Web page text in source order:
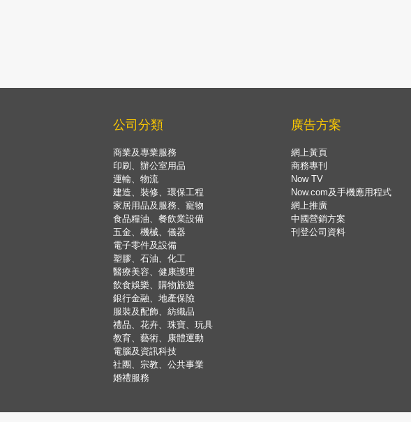
公司分類
商業及專業服務
印刷、辦公室用品
運輸、物流
建造、裝修、環保工程
家居用品及服務、寵物
食品糧油、餐飲業設備
五金、機械、儀器
電子零件及設備
塑膠、石油、化工
醫療美容、健康護理
飲食娛樂、購物旅遊
銀行金融、地產保險
服裝及配飾、紡織品
禮品、花卉、珠寶、玩具
教育、藝術、康體運動
電腦及資訊科技
社團、宗教、公共事業
婚禮服務
廣告方案
網上黃頁
商務專刊
Now TV
Now.com及手機應用程式
網上推廣
中國營銷方案
刊登公司資料